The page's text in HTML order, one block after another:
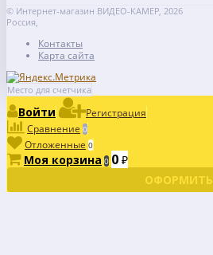
© Интернет-магазин ВИДЕО-КАМЕР, 2026
Россия,
Контакты
Карта сайта
Место для счетчика
Войти
Регистрация
Сравнение 0
Отложенные 0
Моя корзина 0 0 ₽
ОФОРМИТЬ